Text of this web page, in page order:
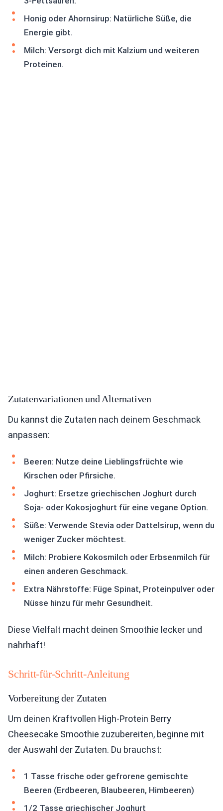
Honig oder Ahornsirup: Natürliche Süße, die
Energie gibt.
Milch: Versorgt dich mit Kalzium und weiteren
Proteinen.
Zutatenvariationen und Alternativen
Du kannst die Zutaten nach deinem Geschmack
anpassen:
Beeren: Nutze deine Lieblingsfrüchte wie
Kirschen oder Pfirsiche.
Joghurt: Ersetze griechischen Joghurt durch
Soja- oder Kokosjoghurt für eine vegane Option.
Süße: Verwende Stevia oder Dattelsirup, wenn du
weniger Zucker möchtest.
Milch: Probiere Kokosmilch oder Erbsenmilch für
einen anderen Geschmack.
Extra Nährstoffe: Füge Spinat, Proteinpulver oder
Nüsse hinzu für mehr Gesundheit.
Diese Vielfalt macht deinen Smoothie lecker und
nahrhaft!
Schritt-für-Schritt-Anleitung
Vorbereitung der Zutaten
Um deinen Kraftvollen High-Protein Berry
Cheesecake Smoothie zuzubereiten, beginne mit
der Auswahl der Zutaten. Du brauchst:
1 Tasse frische oder gefrorene gemischte
Beeren (Erdbeeren, Blaubeeren, Himbeeren)
1/2 Tasse griechischer Joghurt